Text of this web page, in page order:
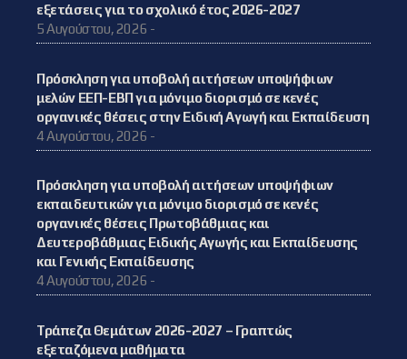
εξετάσεις για το σχολικό έτος 2026-2027
5 Αυγούστου, 2026 -
Πρόσκληση για υποβολή αιτήσεων υποψήφιων
μελών ΕΕΠ-ΕΒΠ για μόνιμο διορισμό σε κενές
οργανικές θέσεις στην Ειδική Αγωγή και Εκπαίδευση
4 Αυγούστου, 2026 -
Πρόσκληση για υποβολή αιτήσεων υποψήφιων
εκπαιδευτικών για μόνιμο διορισμό σε κενές
οργανικές θέσεις Πρωτοβάθμιας και
Δευτεροβάθμιας Ειδικής Αγωγής και Εκπαίδευσης
και Γενικής Εκπαίδευσης
4 Αυγούστου, 2026 -
Τράπεζα Θεμάτων 2026-2027 – Γραπτώς
εξεταζόμενα μαθήματα